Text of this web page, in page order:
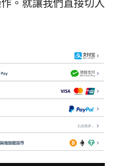
。就讓我們直接切入